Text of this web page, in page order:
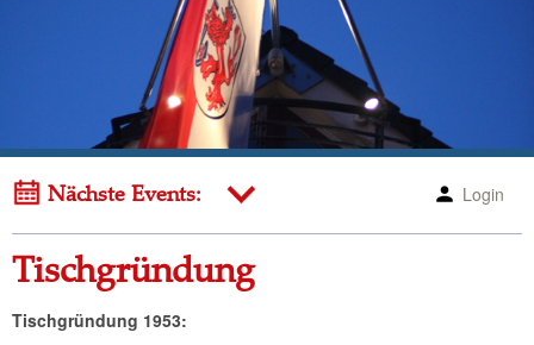
Login
Nächste Events:
Tischgründung
Tischgründung 1953: